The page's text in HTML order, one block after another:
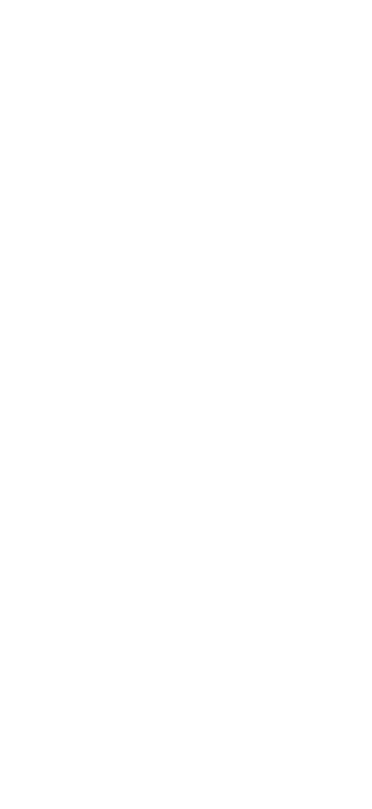
bieten hat. Außerdem erzählen sie über all das, was sie auf
Laufenden. Egal, ob Early Morning Dive oder
oder Süden, ihr seid mit an Bord!
gehen und im
Einsteigertour.
sollte. Auf dem
gehen. In
darunter auch
Wir
und das kann
sich alle für einen
im Blauwasser hatte.
seine Bahnen.
drückte uns aber
treiben und
unterwegs
aussah, als hätten